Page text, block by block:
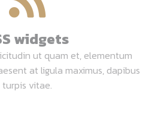
widgets
ut quam et, elementum
at ligula maximus, dapibus
turpis vitae.